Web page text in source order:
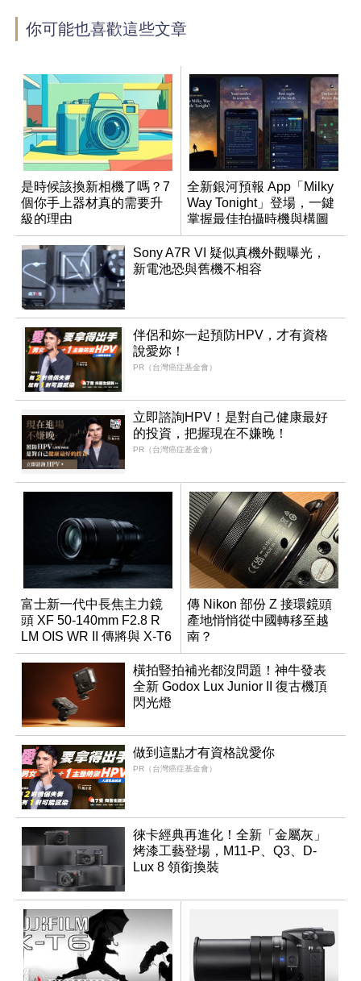
你可能也喜歡這些文章
是時候該換新相機了嗎？7
個你手上器材真的需要升
級的理由
全新銀河預報 App「Milky
Way Tonight」登場，一鍵
掌握最佳拍攝時機與構圖
Sony A7R VI 疑似真機外觀曝光，
新電池恐與舊機不相容
伴侶和妳一起預防HPV，才有資格
說愛妳！
PR（台灣癌症基金會）
立即諮詢HPV！是對自己健康最好
的投資，把握現在不嫌晚！
PR（台灣癌症基金會）
富士新一代中長焦主力鏡
頭 XF 50-140mm F2.8 R
LM OIS WR II 傳將與 X-T6
同步亮相
傳 Nikon 部份 Z 接環鏡頭
產地悄悄從中國轉移至越
南？
橫拍豎拍補光都沒問題！神牛發表
全新 Godox Lux Junior II 復古機頂
閃光燈
做到這點才有資格說愛你
PR（台灣癌症基金會）
徠卡經典再進化！全新「金屬灰」
烤漆工藝登場，M11-P、Q3、D-
Lux 8 領銜換裝